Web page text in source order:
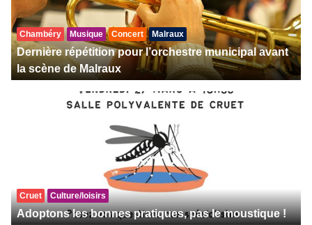
Chambéry Musique Concert Malraux
Dernière répétition pour l’orchestre municipal avant
la scène de Malraux
Cruet Culture/loisirs
Adoptons les bonnes pratiques, pas le moustique !